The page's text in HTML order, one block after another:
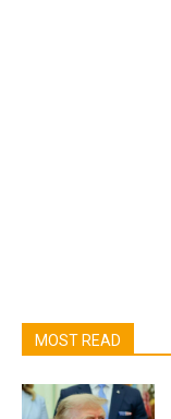
MOST READ